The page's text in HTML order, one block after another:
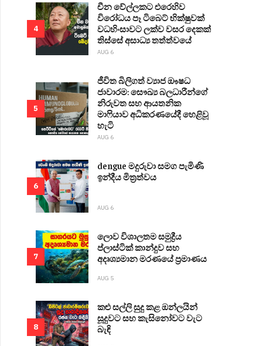
4
චීන වේල්ලකට එරෙහිව
විරෝධය පෑ ටිබෙට් භික්ෂුවක්
වධහිංසාවට ලක්ව වසර දෙකක්
තිස්සේ අසාධ්‍ය තත්ත්වයේ
AUG 6
5
ජීවිත බිලිගත් ව්‍යාජ ඖෂධ
ජාවාරම: සෞඛ්‍ය බලධාරීන්ගේ
නිරුවත සහ ආයතනික
මාෆියාව අධිකරණයේදී හෙළිවූ
හැටි
AUG 6
6
dengue මදුරුවා සමග පැමිණි
ඉන්දීය මිත්‍රත්වය
AUG 6
7
ලොව විශාලතම සමුද්‍රීය
ප්ලාස්ටික් කාන්දුව සහ
අදෘශ්‍යමාන මරණයේ ප්‍රමාණය
AUG 5
8
කළු සල්ලි සුදු කළ ඔන්ලයින්
සූදුවට සහ කැසිනෝවට වැට
බැඳි